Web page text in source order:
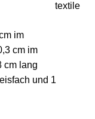
textile
im
cm im
cm lang
und 1